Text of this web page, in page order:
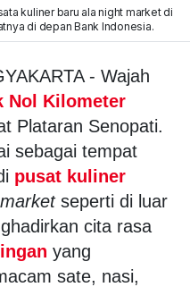
kuliner baru ala night market di
di depan Bank Indonesia.
- Wajah
Nol Kilometer
Plataran Senopati.
sebagai tempat
pusat kuliner
seperti di luar
cita rasa
yang
sate, nasi,